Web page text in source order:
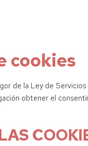
cookies
de la Ley de
obtener el